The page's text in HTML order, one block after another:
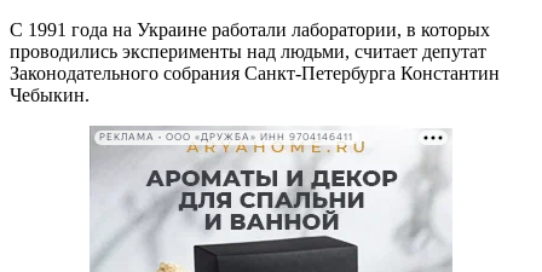
С 1991 года на Украине работали лаборатории, в которых
проводились эксперименты над людьми, считает депутат
Законодательного собрания Санкт-Петербурга Константин
Чебыкин.
РЕКЛАМА • ООО «ДРУЖБА» ИНН 9704146411